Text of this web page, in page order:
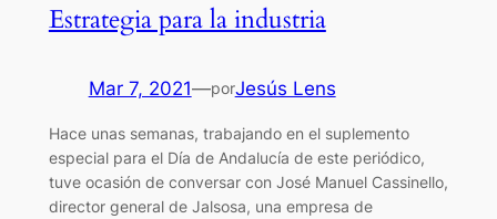
Estrategia para la industria
Mar 7, 2021—porJesús Lens
Hace unas semanas, trabajando en el suplemento
especial para el Día de Andalucía de este periódico,
tuve ocasión de conversar con José Manuel Cassinello,
director general de Jalsosa, una empresa de